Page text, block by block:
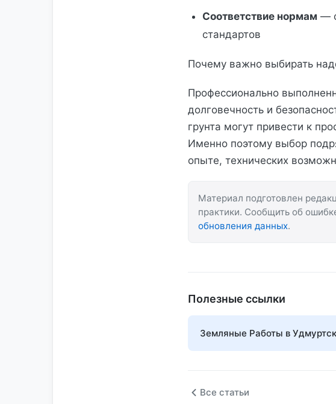
Соответствие нормам —
стандартов
Почему важно выбирать
Профессионально
долговечность и
грунта могут привести к
Именно поэтому выбор
опыте, технических
Материал подготовлен
практики. Сообщить об
обновления данных.
Полезные ссылки
Земляные Работы в
Все статьи